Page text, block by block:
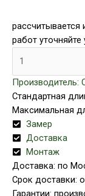
рассчитывается
работ
Производитель:
Стандартная
Максимальная
Замер
Доставка
Монтаж
Доставка: по
Срок доставки:
Гарантии: